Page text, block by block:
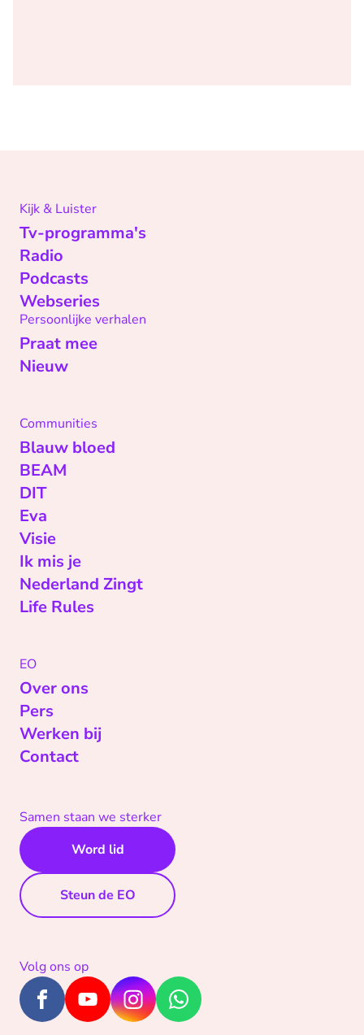
Kijk & Luister
Tv-programma's
Radio
Podcasts
Webseries
Persoonlijke verhalen
Praat mee
Nieuw
Communities
Blauw bloed
BEAM
DIT
Eva
Visie
Ik mis je
Nederland Zingt
Life Rules
EO
Over ons
Pers
Werken bij
Contact
Samen staan we sterker
Word lid
Steun de EO
Volg ons op